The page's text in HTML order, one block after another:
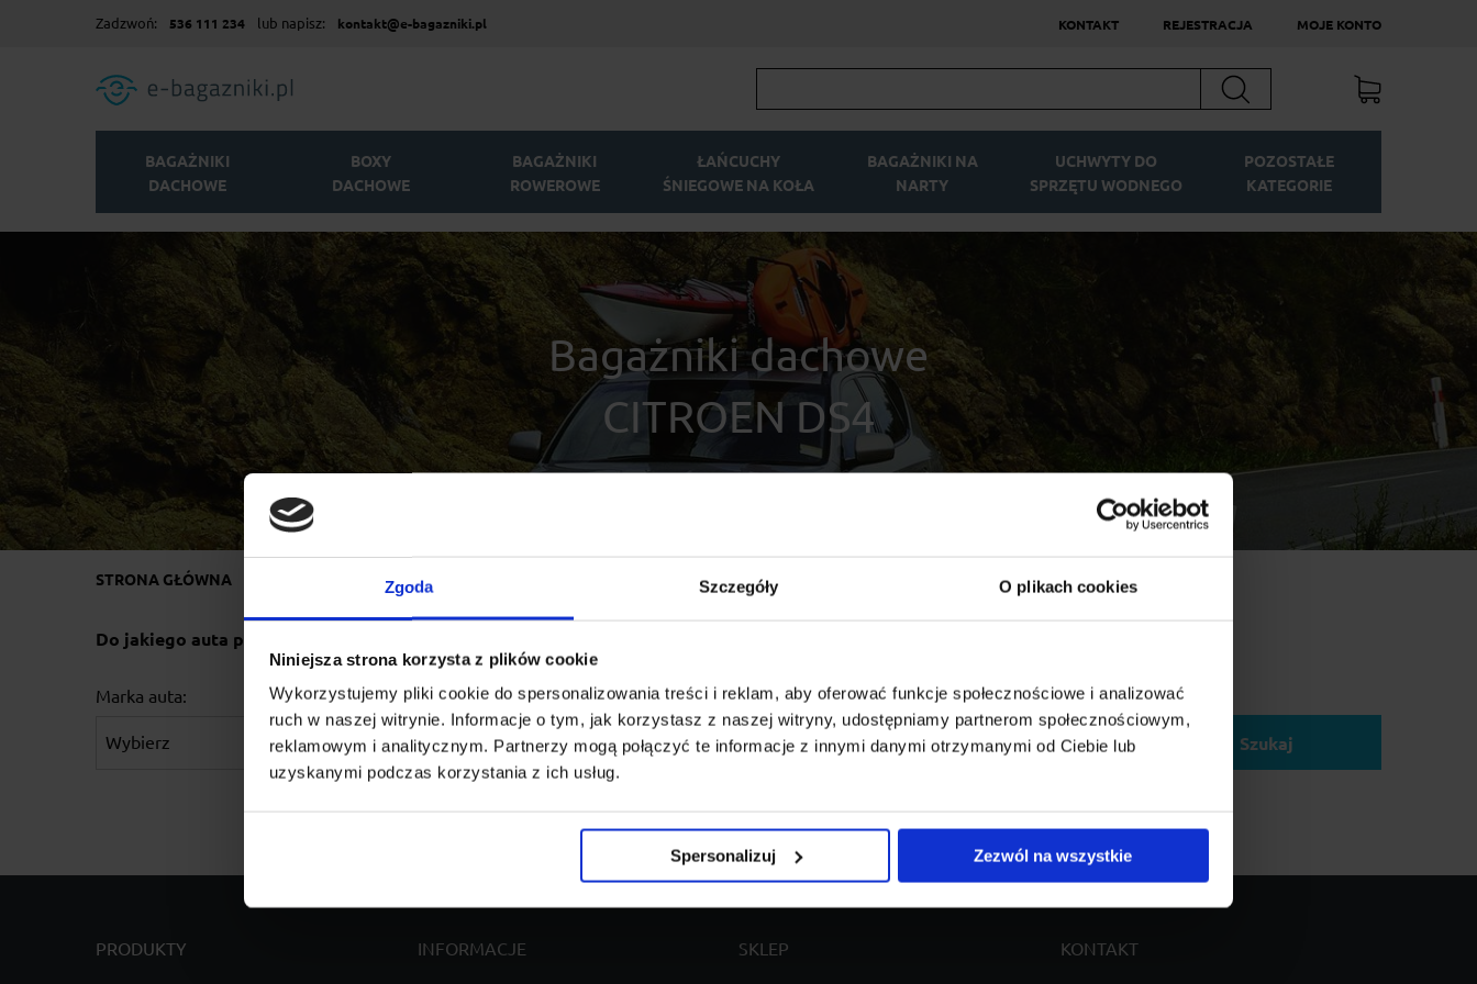
Zgoda Szczegóły O plikach cookies
Niniejsza strona korzysta z plików cookie
Wykorzystujemy pliki cookie do spersonalizowania treści i reklam, aby oferować funkcje społecznościowe i analizować
ruch w naszej witrynie. Informacje o tym, jak korzystasz z naszej witryny, udostępniamy partnerom społecznościowym,
reklamowym i analitycznym. Partnerzy mogą połączyć te informacje z innymi danymi otrzymanymi od Ciebie lub
uzyskanymi podczas korzystania z ich usług.
Spersonalizuj Zezwól na wszystkie
Zadzwoń: 536 111 234 lub napisz: kontakt@e-bagazniki.pl KONTAKT REJESTRACJA MOJE KONTO
Szukaj
BAGAŻNIKI
DACHOWE
BOXY
DACHOWE
BAGAŻNIKI
ROWEROWE
ŁAŃCUCHY
ŚNIEGOWE NA KOŁA
BAGAŻNIKI NA
NARTY
UCHWYTY DO
SPRZĘTU WODNEGO
POZOSTAŁE
KATEGORIE
Bagażniki dachowe
CITROEN DS4
STRONA GŁÓWNA BAGAŻNIKI DACHOWE
Do jakiego auta potrzebujesz bagażnik?
Marka auta: Rok produkcji: Model: Wariant modelu:
Szukaj
PRODUKTY INFORMACJE SKLEP KONTAKT